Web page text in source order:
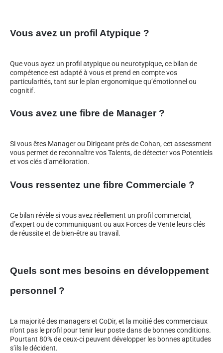
Vous avez un profil Atypique ?
Que vous ayez un profil atypique ou neurotypique, ce bilan de
compétence est adapté à vous et prend en compte vos
particularités, tant sur le plan ergonomique qu’émotionnel ou
cognitif.
Vous avez une fibre de Manager ?
Si vous êtes Manager ou Dirigeant près de Cohan, cet assessment
vous permet de reconnaître vos Talents, de détecter vos Potentiels
et vos clés d’amélioration.
Vous ressentez une fibre Commerciale ?
Ce bilan révèle si vous avez réellement un profil commercial,
d’expert ou de communiquant ou aux Forces de Vente leurs clés
de réussite et de bien-être au travail.
Quels sont mes besoins en développement
personnel ?
La majorité des managers et CoDir, et la moitié des commerciaux
n’ont pas le profil pour tenir leur poste dans de bonnes conditions.
Pourtant 80% de ceux-ci peuvent développer les bonnes aptitudes
s’ils le décident.